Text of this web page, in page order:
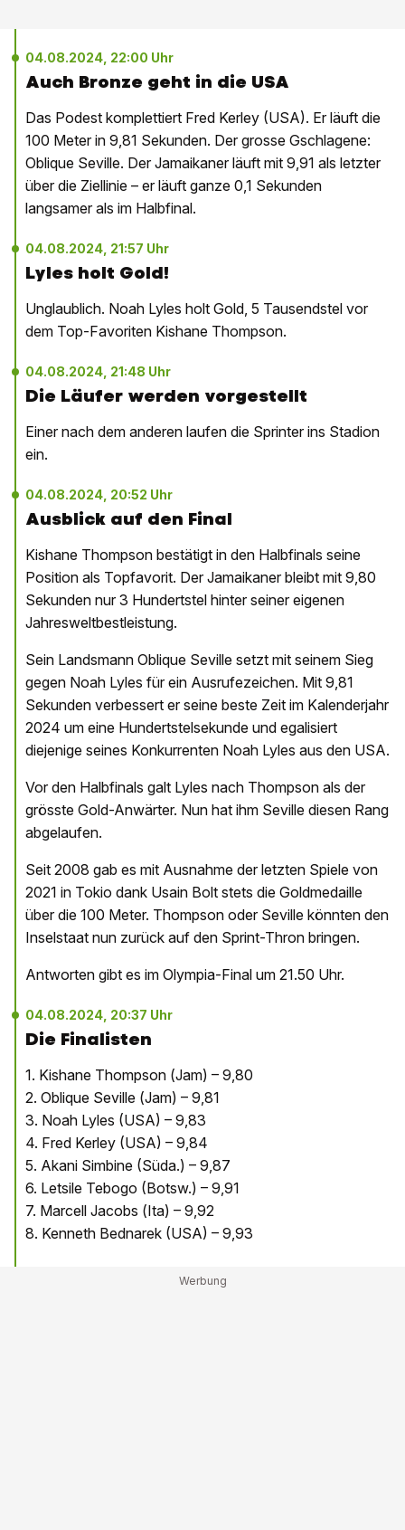
04.08.2024, 22:00 Uhr
Auch Bronze geht in die USA
Das Podest komplettiert Fred Kerley (USA). Er läuft die
100 Meter in 9,81 Sekunden. Der grosse Gschlagene:
Oblique Seville. Der Jamaikaner läuft mit 9,91 als letzter
über die Ziellinie – er läuft ganze 0,1 Sekunden
langsamer als im Halbfinal.
04.08.2024, 21:57 Uhr
Lyles holt Gold!
Unglaublich. Noah Lyles holt Gold, 5 Tausendstel vor
dem Top-Favoriten Kishane Thompson.
04.08.2024, 21:48 Uhr
Die Läufer werden vorgestellt
Einer nach dem anderen laufen die Sprinter ins Stadion
ein.
04.08.2024, 20:52 Uhr
Ausblick auf den Final
Kishane Thompson bestätigt in den Halbfinals seine
Position als Topfavorit. Der Jamaikaner bleibt mit 9,80
Sekunden nur 3 Hundertstel hinter seiner eigenen
Jahresweltbestleistung.
Sein Landsmann Oblique Seville setzt mit seinem Sieg
gegen Noah Lyles für ein Ausrufezeichen. Mit 9,81
Sekunden verbessert er seine beste Zeit im Kalenderjahr
2024 um eine Hundertstelsekunde und egalisiert
diejenige seines Konkurrenten Noah Lyles aus den USA.
Vor den Halbfinals galt Lyles nach Thompson als der
grösste Gold-Anwärter. Nun hat ihm Seville diesen Rang
abgelaufen.
Seit 2008 gab es mit Ausnahme der letzten Spiele von
2021 in Tokio dank Usain Bolt stets die Goldmedaille
über die 100 Meter. Thompson oder Seville könnten den
Inselstaat nun zurück auf den Sprint-Thron bringen.
Antworten gibt es im Olympia-Final um 21.50 Uhr.
04.08.2024, 20:37 Uhr
Die Finalisten
1. Kishane Thompson (Jam) – 9,80
2. Oblique Seville (Jam) – 9,81
3. Noah Lyles (USA) – 9,83
4. Fred Kerley (USA) – 9,84
5. Akani Simbine (Süda.) – 9,87
6. Letsile Tebogo (Botsw.) – 9,91
7. Marcell Jacobs (Ita) – 9,92
8. Kenneth Bednarek (USA) – 9,93